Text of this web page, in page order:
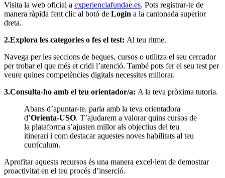
Visita la web oficial a experienciafundae.es. Pots registrar-te de
manera ràpida fent clic al botó de Login a la cantonada superior
dreta.
2.Explora les categories o fes el test: Al teu ritme.
Navega per les seccions de beques, cursos o utilitza el seu cercador
per trobar el que més et cridi l’atenció. També pots fer el seu test per
veure quines competències digitals necessites millorar.
3.Consulta-ho amb el teu orientador/a: A la teva pròxima tutoria.
Abans d’apuntar-te, parla amb la teva orientadora
d’Orienta-USO. T’ajudarem a valorar quins cursos de
la plataforma s’ajusten millor als objectius del teu
itinerari i com destacar aquestes noves habilitats al teu
currículum.
Aprofitar aquests recursos és una manera excel·lent de demostrar
proactivitat en el teu procés d’inserció.